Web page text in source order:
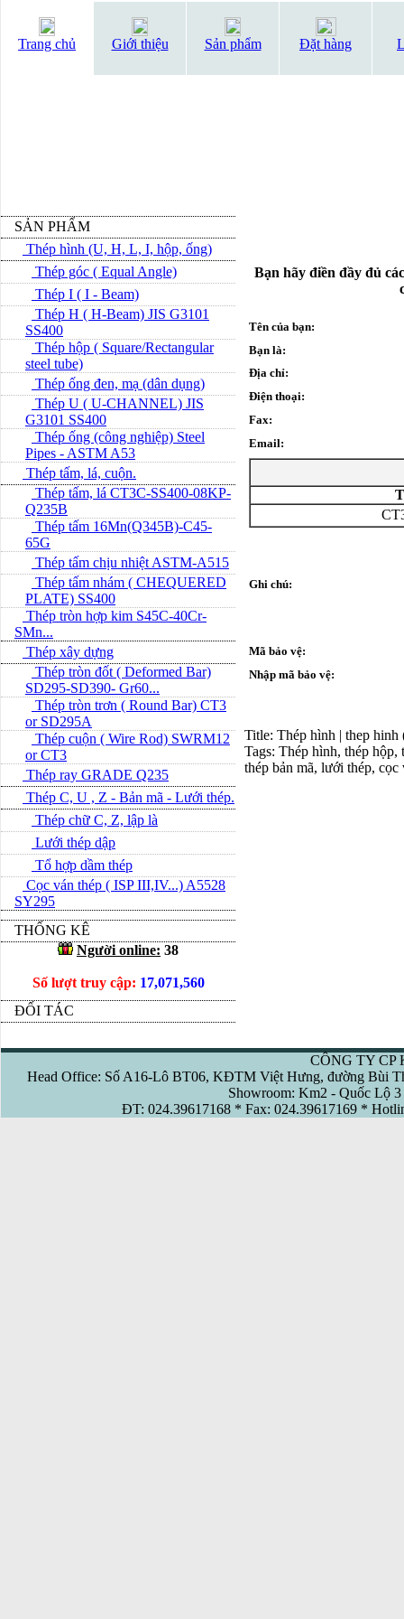
Trang chủ Giới thiệu Sản phẩm Đặt hàng
SẢN PHẨM
Thép hình (U, H, L, I, hộp, ống)
Thép góc ( Equal Angle)
Thép I ( I - Beam)
Thép H ( H-Beam) JIS G3101
SS400
Thép hộp ( Square/Rectangular
steel tube)
Thép ống đen, mạ (dân dụng)
Thép U ( U-CHANNEL) JIS
G3101 SS400
Thép ống (công nghiệp) Steel
Pipes - ASTM A53
Thép tấm, lá, cuộn.
Thép tấm, lá CT3C-SS400-08KP-
Q235B
Thép tấm 16Mn(Q345B)-C45-
65G
Thép tấm chịu nhiệt ASTM-A515
Thép tấm nhám ( CHEQUERED
PLATE) SS400
Thép tròn hợp kim S45C-40Cr-
SMn...
Thép xây dựng
Thép tròn đốt ( Deformed Bar)
SD295-SD390- Gr60...
Thép tròn trơn ( Round Bar) CT3
or SD295A
Thép cuộn ( Wire Rod) SWRM12
or CT3
Thép ray GRADE Q235
Thép C, U , Z - Bản mã - L­ưới thép.
Thép chữ C, Z, lập là
Lưới thép dập
Tổ hợp dầm thép
Cọc ván thép ( ISP III,IV...) A5528
SY295
THỐNG KÊ
Người online: 38
Số lượt truy cập: 17,071,560
ĐỐI TÁC
Bạn hãy điền đầy đủ
Tên của bạn:
Bạn là:
Địa chỉ:
Điện thoại:
Fax:
Email:
Ghi chú:
Mã bảo vệ:
Nhập mã bảo vệ:
Title: Thép hình | thep
Tags: Thép hình, thép hộp,
thép bản mã, lưới thép, cọc
CÔNG TY CP
Head Office: Số A16-Lô BT06, KĐTM Việt Hưng, đường Bùi
Showroom: Km2 - Quốc Lộ
ĐT: 024.39617168 * Fax: 024.39617169 *